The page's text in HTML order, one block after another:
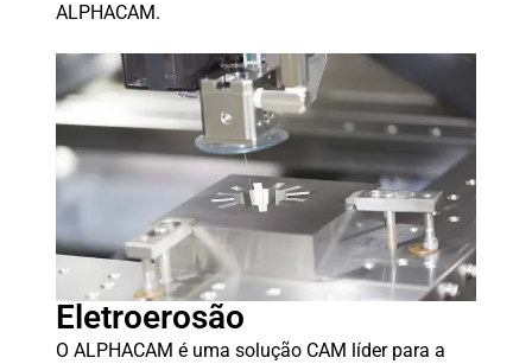
ALPHACAM.
Eletroerosão
O ALPHACAM é uma solução CAM líder para a